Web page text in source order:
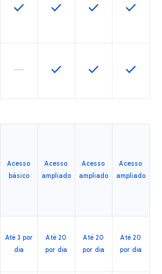
Este recurso está disponível para
check Este recurso está
check Este recurso
check Este
check
Este recurso não é compatível
horizontal_rule Este recurso está
check Este recurso
check Este
check
Acesso
básico
Acesso
ampliado
Acesso
ampliado
Acesso
ampliado
Até 3 por
dia
Até 20
por dia
Até 20
por dia
Até 20
por dia